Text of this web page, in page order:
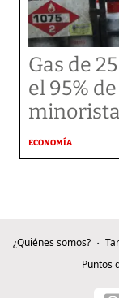
Gas de
el 95%
ECONOMÍA
¿Quiénes somos?
Puntos